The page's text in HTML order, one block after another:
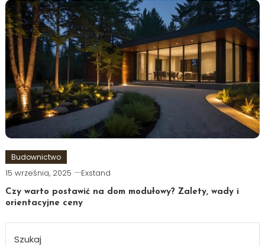
Budownictwo
15 września, 2025 Exstand
Czy warto postawić na dom modułowy? Zalety, wady i
orientacyjne ceny
Szukaj